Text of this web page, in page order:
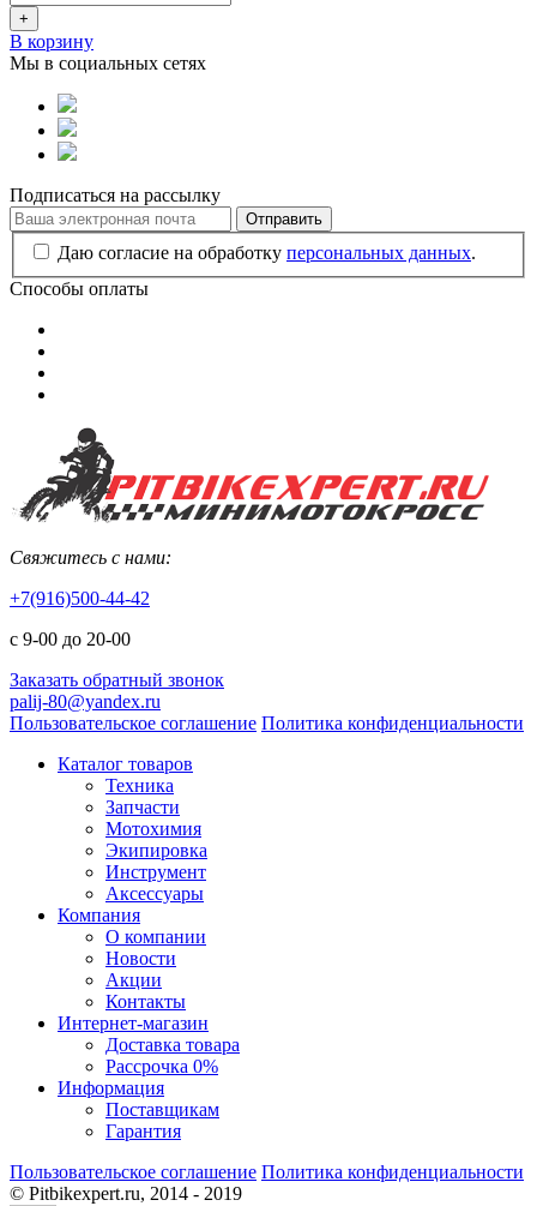
+
В корзину
Мы в социальных сетях
Подписаться на рассылку
Отправить
Даю согласие на обработку персональных данных.
Способы оплаты
Свяжитесь с нами:
+7(916)500-44-42
с 9-00 до 20-00
Заказать обратный звонок
palij-80@yandex.ru
Пользовательское соглашение Политика конфиденциальности
Каталог товаров
Техника
Запчасти
Мотохимия
Экипировка
Инструмент
Аксессуары
Компания
О компании
Новости
Акции
Контакты
Интернет-магазин
Доставка товара
Рассрочка 0%
Информация
Поставщикам
Гарантия
Пользовательское соглашение Политика конфиденциальности
© Pitbikexpert.ru, 2014 - 2019